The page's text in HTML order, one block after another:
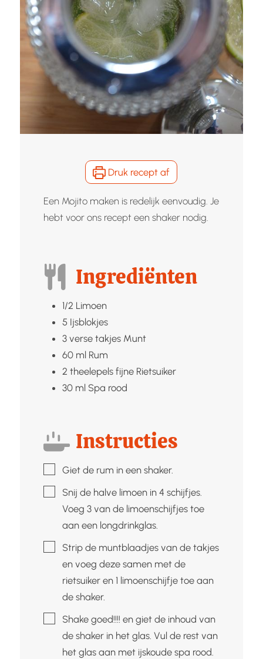
Druk recept af
Een Mojito maken is redelijk eenvoudig. Je
hebt voor ons recept een shaker nodig.
Ingrediënten
1/2 Limoen
5 Ijsblokjes
3 verse takjes Munt
60 ml Rum
2 theelepels fijne Rietsuiker
30 ml Spa rood
Instructies
▢
Giet de rum in een shaker.
▢Snij de halve limoen in 4 schijfjes.
Voeg 3 van de limoenschijfjes toe
aan een longdrinkglas.
▢Strip de muntblaadjes van de takjes
en voeg deze samen met de
rietsuiker en 1 limoenschijfje toe aan
de shaker.
▢Shake goed!!!! en giet de inhoud van
de shaker in het glas. Vul de rest van
het glas aan met ijskoude spa rood.